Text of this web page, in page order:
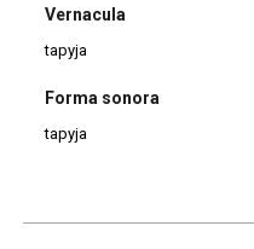
Vernacula
tapyja
Forma sonora
tapyja